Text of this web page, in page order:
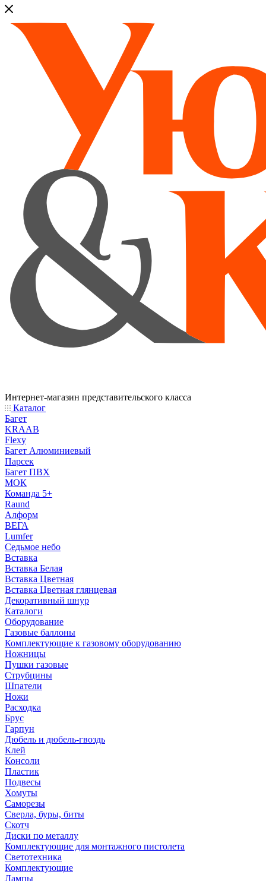
Интернет-магазин представительского класса
Каталог
Багет
KRAAB
Flexy
Багет Алюминиевый
Парсек
Багет ПВХ
МОК
Команда 5+
Raund
Алформ
ВЕГА
Lumfer
Седьмое небо
Вставка
Вставка Белая
Вставка Цветная
Вставка Цветная глянцевая
Декоративный шнур
Каталоги
Оборудование
Газовые баллоны
Комплектующие к газовому оборудованию
Ножницы
Пушки газовые
Струбцины
Шпатели
Ножи
Расходка
Брус
Гарпун
Дюбель и дюбель-гвоздь
Клей
Консоли
Пластик
Подвесы
Хомуты
Саморезы
Сверла, буры, биты
Скотч
Диски по металлу
Комплектующие для монтажного пистолета
Светотехника
Комплектующие
Лампы